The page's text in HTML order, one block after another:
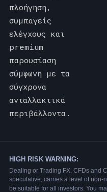
πλοήγηση,
συμπαγείς
ελέγχους και
premium
παρουσίαση
σύμφωνη με τα
σύγχρονα
ανταλλακτικά
περιβάλλοντα.